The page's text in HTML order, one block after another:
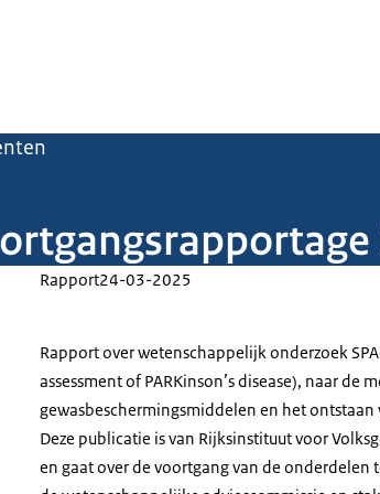
Rapport24-03-2025
Rapport over wetenschappelijk onderzoek
assessment of PARKinson’s disease), naar de
gewasbeschermingsmiddelen en het ontstaan
Deze publicatie is van Rijksinstituut voor
en gaat over de voortgang van de onderdelen